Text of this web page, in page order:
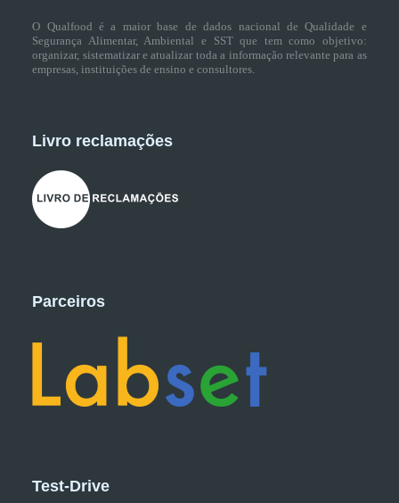
O Qualfood é a maior base de dados nacional de Qualidade e
Segurança Alimentar, Ambiental e SST que tem como objetivo:
organizar, sistematizar e atualizar toda a informação relevante para as
empresas, instituições de ensino e consultores.
Livro reclamações
Parceiros
Test-Drive